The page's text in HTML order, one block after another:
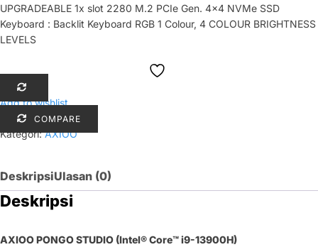
UPGRADEABLE 1x slot 2280 M.2 PCIe Gen. 4×4 NVMe SSD
Keyboard : Backlit Keyboard RGB 1 Colour, 4 COLOUR BRIGHTNESS
LEVELS
Add to wishlist
COMPARE
Kategori:AXIOO
DeskripsiUlasan (0)
Deskripsi
AXIOO PONGO STUDIO (Intel® Core™ i9-13900H)